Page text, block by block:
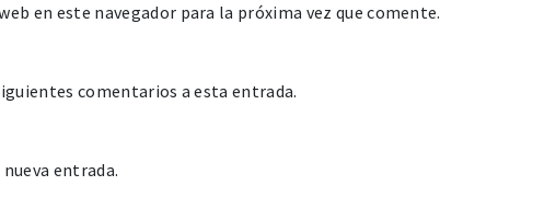
en este navegador para la próxima vez que comente.
comentarios a esta entrada.
entrada.